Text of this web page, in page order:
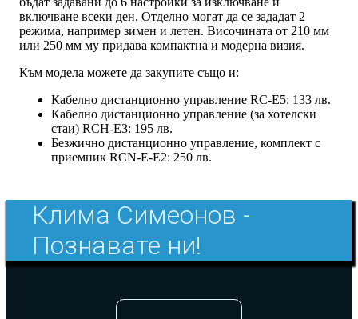
включване всеки ден. Отделно могат да се зададат 2
режима, например зимен и летен. Височината от 210 мм
или 250 мм му придава компактна и модерна визия.
Към модела можете да закупите също и:
Кабелно дистанционно управление RC-E5: 133 лв.
Кабелно дистанционно управление (за хотелски
стаи) RCH-E3: 195 лв.
Безжично дистанционно управление, комплект с
приемник RCN-E-E2: 250 лв.
Клима Симеонов -
Познавате ни!